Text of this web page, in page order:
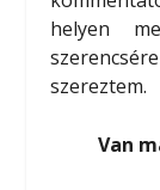
helyen
szereztem.
Van